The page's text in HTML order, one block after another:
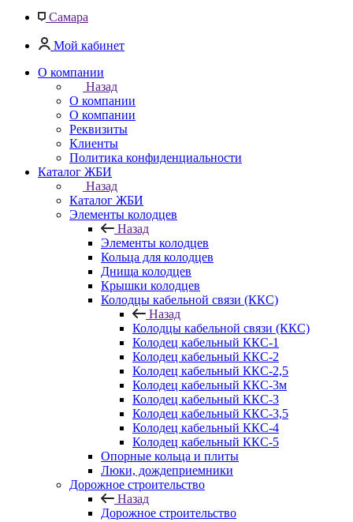
Самара
Мой кабинет
О компании
Назад
О компании
О компании
Реквизиты
Клиенты
Политика конфиденциальности
Каталог ЖБИ
Назад
Каталог ЖБИ
Элементы колодцев
Назад
Элементы колодцев
Кольца для колодцев
Днища колодцев
Крышки колодцев
Колодцы кабельной связи (ККС)
Назад
Колодцы кабельной связи (ККС)
Колодец кабельный ККС-1
Колодец кабельный ККС-2
Колодец кабельный ККС-2,5
Колодец кабельный ККС-3м
Колодец кабельный ККС-3
Колодец кабельный ККС-3,5
Колодец кабельный ККС-4
Колодец кабельный ККС-5
Опорные кольца и плиты
Люки, дождеприемники
Дорожное строительство
Назад
Дорожное строительство